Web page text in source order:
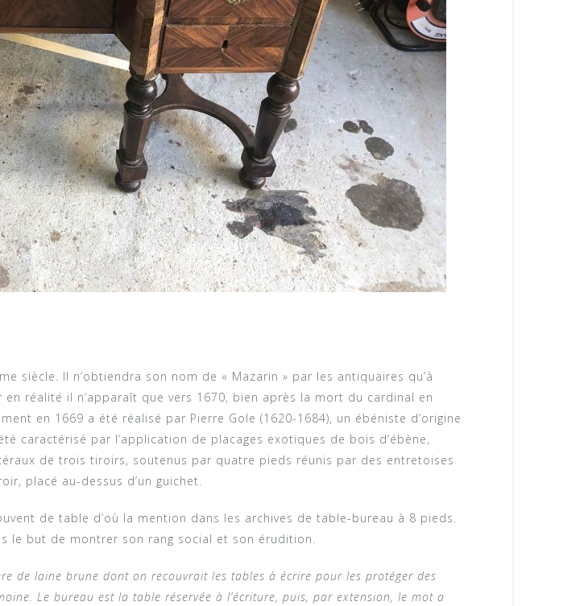
siècle. Il n’obtiendra son nom de « Mazarin » par les antiquaires qu’à
réalité il n’apparaît que vers 1670, bien après la mort du cardinal en
en 1669 a été réalisé par Pierre Gole (1620-1684), un ébéniste d’origine
caractérisé par l’application de placages exotiques de bois d’ébène,
de trois tiroirs, soutenus par quatre pieds réunis par des entretoises
placé au-dessus d’un guichet.
de table d’où la mention dans les archives de table-bureau à 8 pieds.
le but de montrer son rang social et son érudition.
de laine brune dont on recouvrait les tables à écrire pour les protéger des
Le bureau est la table réservée à l’écriture, puis, par extension, le mot a